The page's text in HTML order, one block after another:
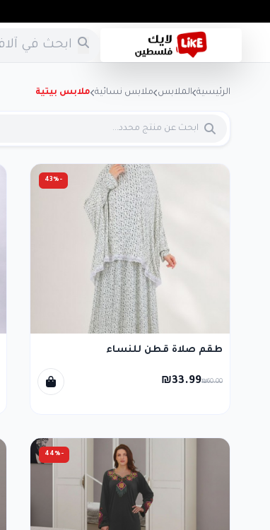
الرئيسية الملابس ملابس نسائية ملابس بيتية
-43%
طقم صلاة قطن للنساء
₪33.99₪60.00
-44%